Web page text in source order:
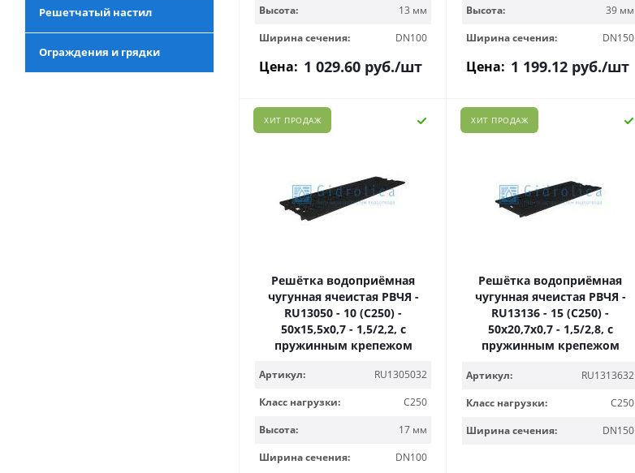
Высота:
13 мм
Ширина сечения:
DN100
Цена: 1 029.60руб./шт
Высота:
39 мм
Ширина сечения:
DN150
Цена: 1 199.12руб./шт
ХИТ ПРОДАЖ
Решётка водоприёмная
чугунная ячеистая РВЧЯ -
RU13050 - 10 (C250) -
50х15,5х0,7 - 1,5/2,2, с
пружинным крепежом
Артикул:
RU1305032
Класс нагрузки:
C250
Высота:
17 мм
Ширина сечения:
DN100
ХИТ ПРОДАЖ
Решётка водоприёмная
чугунная ячеистая РВЧЯ -
RU13136 - 15 (C250) -
50х20,7х0,7 - 1,5/2,8, с
пружинным крепежом
Артикул:
RU1313632
Класс нагрузки:
C250
Ширина сечения:
DN150
Решетчатый настил
Ограждения и грядки